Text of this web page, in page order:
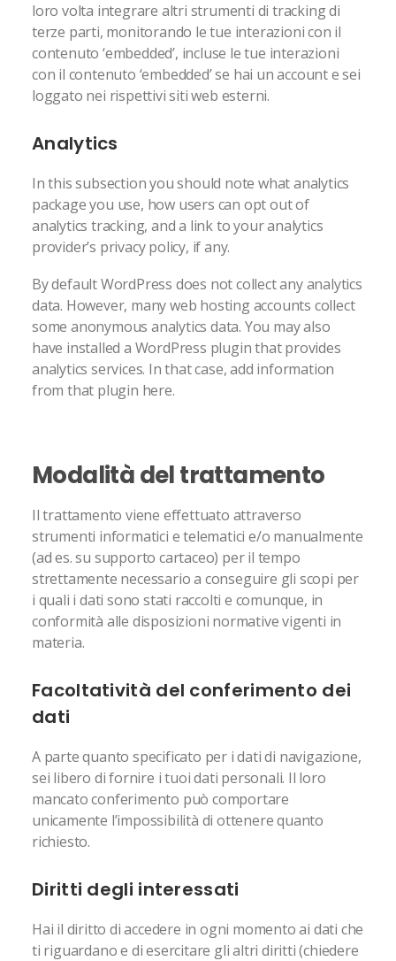
loro volta integrare altri strumenti di tracking di
terze parti, monitorando le tue interazioni con il
contenuto ‘embedded’, incluse le tue interazioni
con il contenuto ‘embedded’ se hai un account e sei
loggato nei rispettivi siti web esterni.
Analytics
In this subsection you should note what analytics
package you use, how users can opt out of
analytics tracking, and a link to your analytics
provider’s privacy policy, if any.
By default WordPress does not collect any analytics
data. However, many web hosting accounts collect
some anonymous analytics data. You may also
have installed a WordPress plugin that provides
analytics services. In that case, add information
from that plugin here.
Modalità del trattamento
Il trattamento viene effettuato attraverso
strumenti informatici e telematici e/o manualmente
(ad es. su supporto cartaceo) per il tempo
strettamente necessario a conseguire gli scopi per
i quali i dati sono stati raccolti e comunque, in
conformità alle disposizioni normative vigenti in
materia.
Facoltatività del conferimento dei
dati
A parte quanto specificato per i dati di navigazione,
sei libero di fornire i tuoi dati personali. Il loro
mancato conferimento può comportare
unicamente l’impossibilità di ottenere quanto
richiesto.
Diritti degli interessati
Hai il diritto di accedere in ogni momento ai dati che
ti riguardano e di esercitare gli altri diritti (chiedere